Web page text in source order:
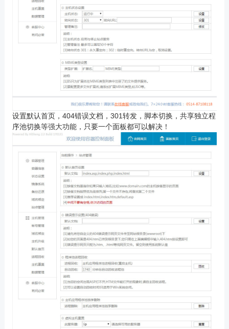
设置默认首页，404错误文档，301转发，脚本切换，共享独立程
序池切换等强大功能，只要一个面板都可以解决！